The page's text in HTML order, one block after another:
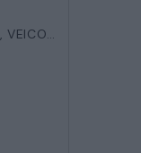
, VEICOLI D'EPOCA